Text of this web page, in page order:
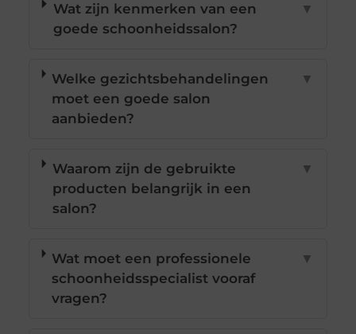
Wat zijn kenmerken van een
goede schoonheidssalon?
▼
Welke gezichtsbehandelingen
moet een goede salon
aanbieden?
▼
Waarom zijn de gebruikte
producten belangrijk in een
salon?
▼
Wat moet een professionele
schoonheidsspecialist vooraf
vragen?
▼